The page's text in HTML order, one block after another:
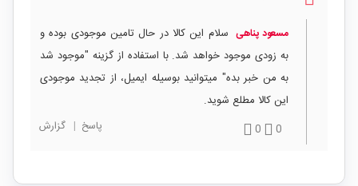
مسعود پناهی سلام این کالا در حال تامین موجودی بوده و
به زودی موجود خواهد شد. با استفاده از گزینه "موجود شد
به من خبر بده" میتوانید بوسیله ایمیل، از تجدید موجودی
این کالا مطلع شوید.
0
0 پاسخ | گزارش